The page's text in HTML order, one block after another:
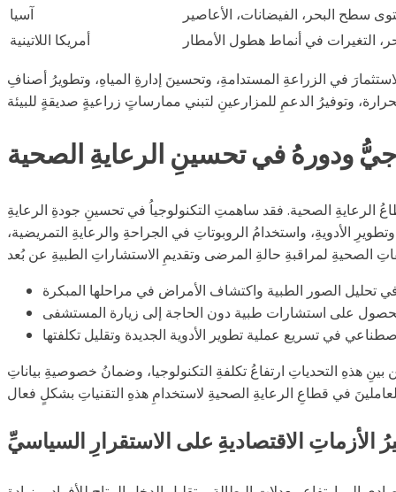
آسيا
سطح البحر، الفيضانات، الأعاصير
أمريكا اللاتينية
التغيرات في أنماط هطول الأمطار
في الزراعةِ المستدامةِ، وتحسينَ إدارةِ المياهِ، وتطويرُ أصنافِ
ودورهُ في تحسينِ الرعايةِ الصحية
الرعايةِ الصحية. فقد ساهمتِ التكنولوجياُ في تحسينِ جودةِ الرعايةِ
الأدويةِ، واستخدامُ الروبوتاتِ في الجراحةِ والرعايةِ التمريضية،
بينِ هذهِ التحدياتِ ارتفاعُ تكلفةِ التكنولوجيا، وضمانُ خصوصيةِ بياناتِ
الأزماتِ الاقتصاديةِ على الاستقرارِ السياسيِّ